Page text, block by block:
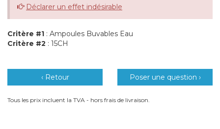
Déclarer un effet indésirable
Critère #1 : Ampoules Buvables Eau
Critère #2 : 15CH
‹ Retour Poser une question ›
Tous les prix incluent la TVA - hors frais de livraison.